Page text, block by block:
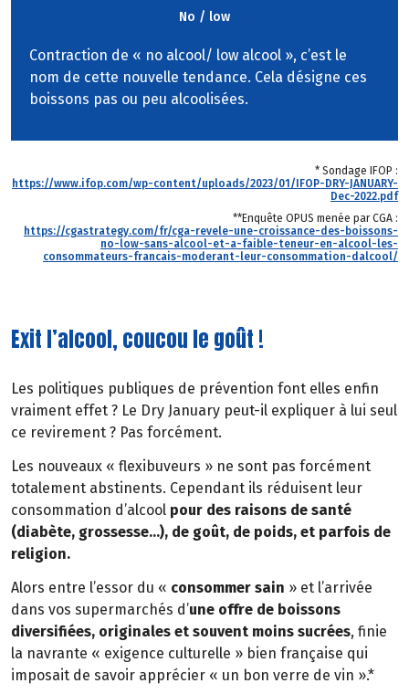
No / low
Contraction de « no alcool/ low alcool », c’est le
nom de cette nouvelle tendance. Cela désigne ces
boissons pas ou peu alcoolisées.
* Sondage IFOP :
https://www.ifop.com/wp-content/uploads/2023/01/IFOP-DRY-JANUARY-
Dec-2022.pdf
**Enquête OPUS menée par CGA :
https://cgastrategy.com/fr/cga-revele-une-croissance-des-boissons-
no-low-sans-alcool-et-a-faible-teneur-en-alcool-les-
consommateurs-francais-moderant-leur-consommation-dalcool/
Exit l’alcool, coucou le goût !
Les politiques publiques de prévention font elles enfin
vraiment effet ? Le Dry January peut-il expliquer à lui seul
ce revirement ? Pas forcément.
Les nouveaux « flexibuveurs » ne sont pas forcément
totalement abstinents. Cependant ils réduisent leur
consommation d’alcool pour des raisons de santé
(diabète, grossesse…), de goût, de poids, et parfois de
religion.
Alors entre l’essor du « consommer sain » et l’arrivée
dans vos supermarchés d’une offre de boissons
diversifiées, originales et souvent moins sucrées, finie
la navrante « exigence culturelle » bien française qui
imposait de savoir apprécier « un bon verre de vin ».*